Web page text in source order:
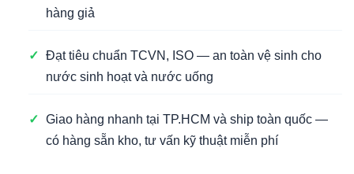
hàng giả
✓ Đạt tiêu chuẩn TCVN, ISO — an toàn vệ sinh cho
nước sinh hoạt và nước uống
✓ Giao hàng nhanh tại TP.HCM và ship toàn quốc —
có hàng sẵn kho, tư vấn kỹ thuật miễn phí